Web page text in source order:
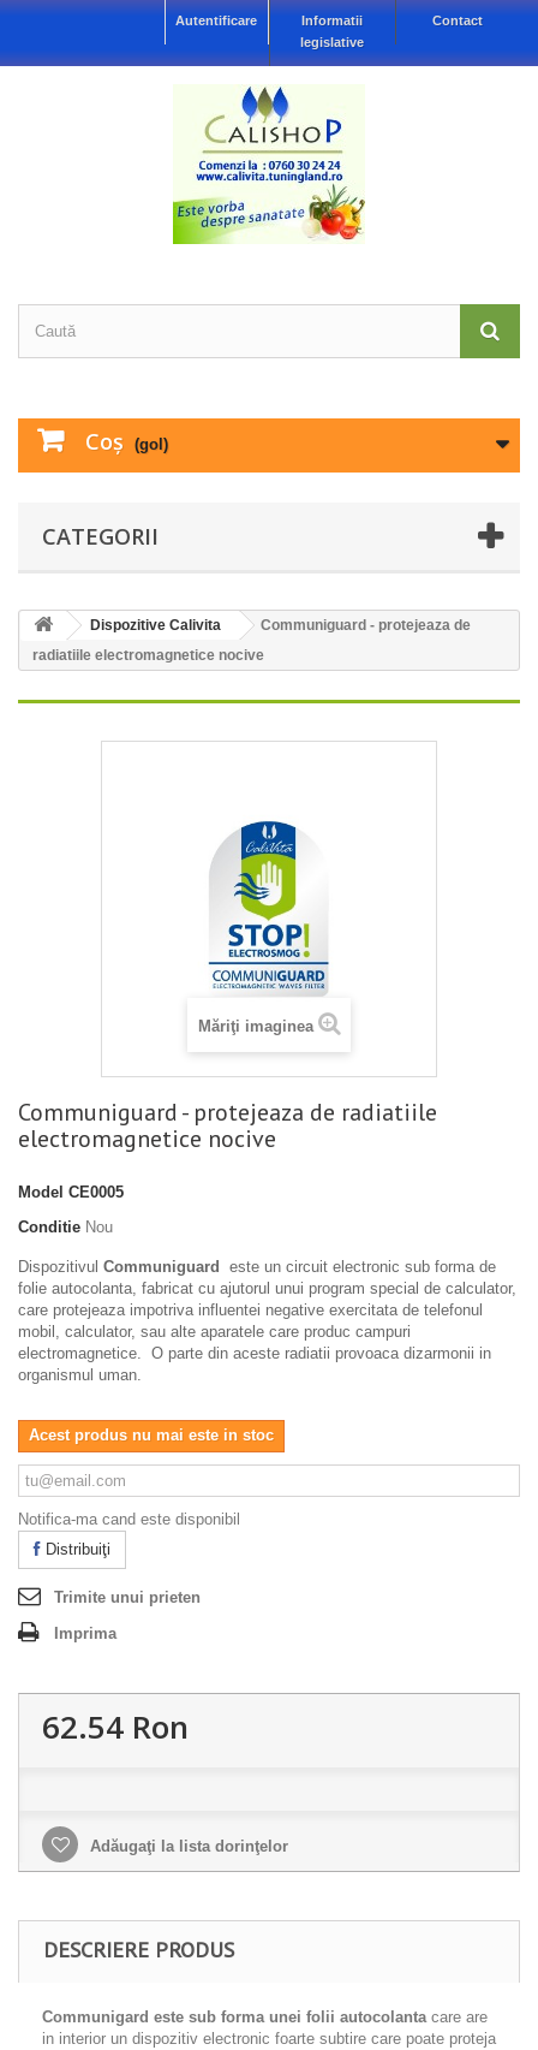
Contact
Informatii
legislative
Autentificare
Coş (gol)
CATEGORII
Dispozitive Calivita
Communiguard - protejeaza de
radiatiile electromagnetice nocive
Măriţi imaginea
Communiguard - protejeaza de radiatiile
electromagnetice nocive
Model CE0005
Conditie Nou
Dispozitivul Communiguard
este un circuit electronic sub forma de
folie autocolanta, fabricat cu ajutorul unui program special de calculator,
care protejeaza impotriva influentei negative exercitata de telefonul
mobil, calculator, sau alte aparatele care produc campuri
electromagnetice. O parte din aceste radiatii provoaca dizarmonii in
organismul uman.
Acest produs nu mai este in stoc
Notifica-ma cand este disponibil
Distribuiţi
Trimite unui prieten
Imprima
62.54 Ron
Adăugaţi la lista dorinţelor
DESCRIERE PRODUS
Communigard este sub forma unei folii autocolantacare are
in interior un dispozitiv electronic foarte subtire care poate proteja